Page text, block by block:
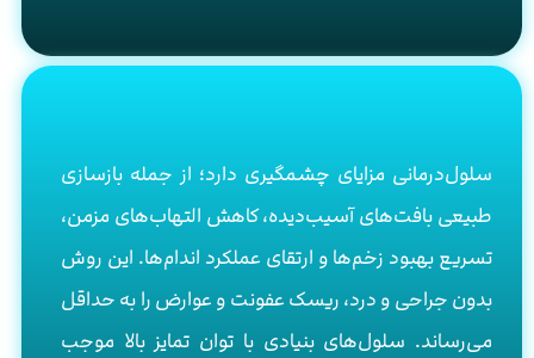
سلول‌درمانی مزایای چشمگیری دارد؛ از جمله بازسازی
طبیعی بافت‌های آسیب‌دیده، کاهش التهاب‌های مزمن،
تسریع بهبود زخم‌ها و ارتقای عملکرد اندام‌ها. این روش
بدون جراحی و درد، ریسک عفونت و عوارض را به حداقل
می‌رساند. سلول‌های بنیادی با توان تمایز بالا موجب